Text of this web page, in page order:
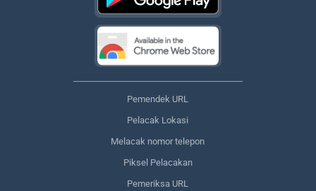
Pemendek URL
Pelacak Lokasi
Melacak nomor telepon
Piksel Pelacakan
Pemeriksa URL